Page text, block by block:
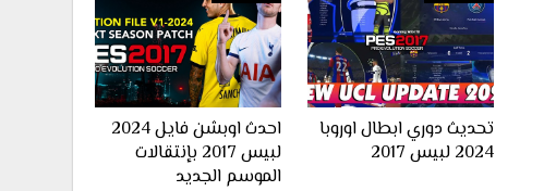
تحديث دوري ابطال اوروبا
2024 لبيس 2017
احدث اوبشن فايل 2024
لبيس 2017 بإنتقالات
الموسم الجديد